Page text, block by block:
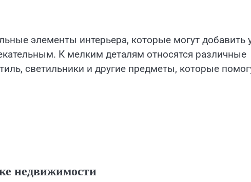
элементы интерьера, которые могут добавить
К мелким деталям относятся различные
светильники и другие предметы, которые
недвижимости